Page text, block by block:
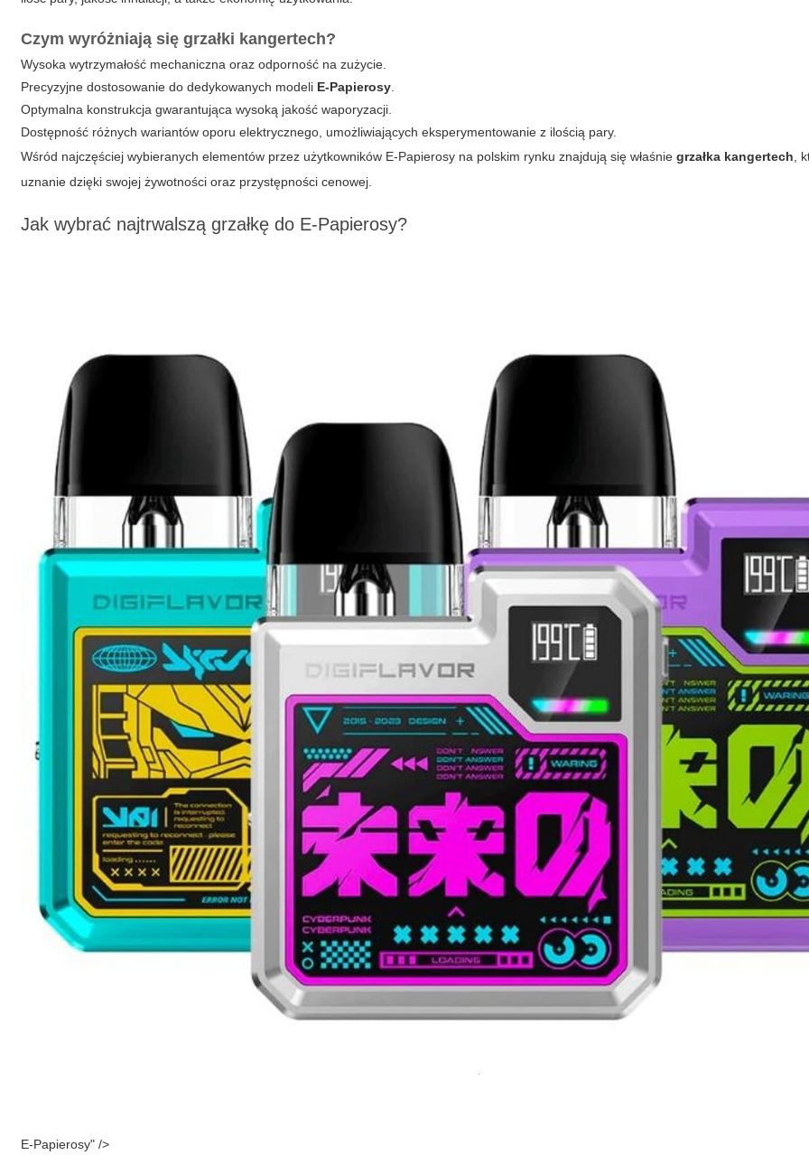
Czym wyróżniają się grzałki kangertech?
Wysoka wytrzymałość mechaniczna oraz odporność na zużycie.
Precyzyjne dostosowanie do dedykowanych modeli E-Papierosy
Optymalna konstrukcja gwarantująca wysoką jakość waporyzacji.
Dostępność różnych wariantów oporu elektrycznego, umożliwiających eksperymentowanie z ilością pary.
Wśród najczęściej wybieranych elementów przez użytkowników E-Papierosy na polskim rynku znajdują się właśniegrzałka kangertech ,
uznanie dzięki swojej żywotności oraz przystępności cenowej.
Jak wybrać najtrwalszą grzałkę do E-Papierosy?
E-Papierosy" />